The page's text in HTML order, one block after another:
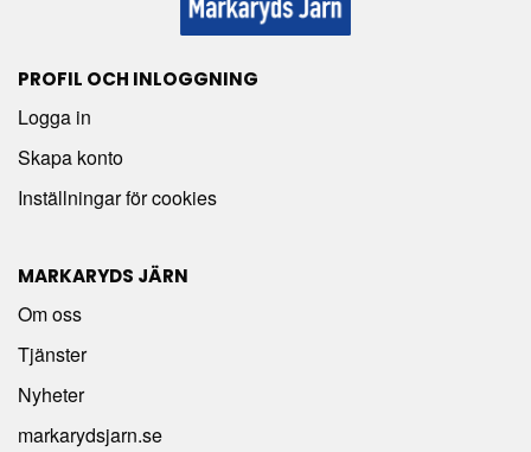
PROFIL OCH INLOGGNING
Logga in
Skapa konto
Inställningar för cookies
MARKARYDS JÄRN
Om oss
Tjänster
Nyheter
markarydsjarn.se